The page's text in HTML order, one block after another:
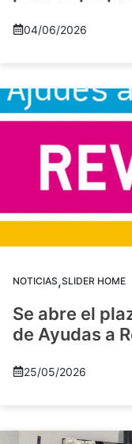
04/06/2026
NOTICIAS,SLIDER HOME
Se abre el
de Ayudas a
25/05/2026